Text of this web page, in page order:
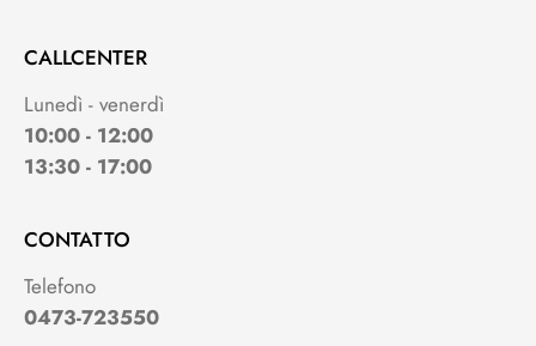
CALLCENTER
Lunedì - venerdì
10:00 - 12:00
13:30 - 17:00
CONTATTO
Telefono
0473-723550